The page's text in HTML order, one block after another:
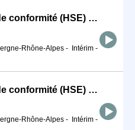
Technicien de contrôle de conformité (HSE) H/F
Rhône-Alpes - Intérim -
Technicien de contrôle de conformité (HSE) H/F
Rhône-Alpes - Intérim -